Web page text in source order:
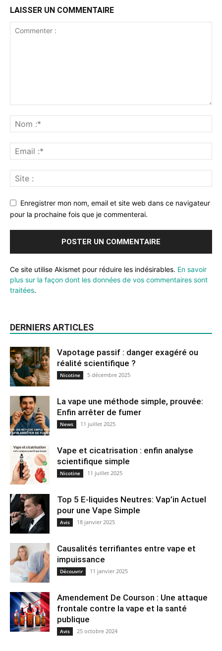
LAISSER UN COMMENTAIRE
Enregistrer mon nom, email et site web dans ce navigateur
pour la prochaine fois que je commenterai.
Ce site utilise Akismet pour réduire les indésirables. En savoir
plus sur la façon dont les données de vos commentaires sont
traitées.
DERNIERS ARTICLES
Vapotage passif : danger exagéré ou
réalité scientifique ?
Nicotine 5 décembre 2025
La vape une méthode simple, prouvée:
Enfin arrêter de fumer
News 11 juillet 2025
Vape et cicatrisation : enfin analyse
scientifique simple
Nicotine 11 juillet 2025
Top 5 E-liquides Neutres: Vap’in Actuel
pour une Vape Simple
Avis 18 janvier 2025
Causalités terrifiantes entre vape et
impuissance
Découvrir 11 janvier 2025
Amendement De Courson : Une attaque
frontale contre la vape et la santé
publique
Avis 25 octobre 2024